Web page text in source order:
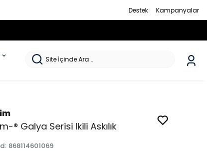
Destek Kampanyalar
® Galya Serisi Ikili Askılık
: 868114601069